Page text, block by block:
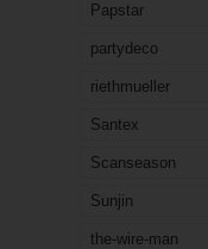
Papstar
partydeco
riethmueller
Santex
Scanseason
Sunjin
the-wire-man